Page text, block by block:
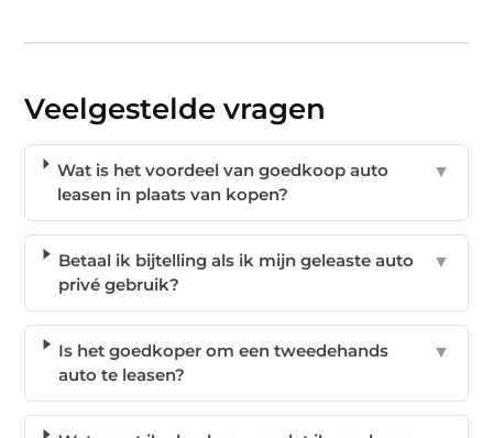
Veelgestelde vragen
Wat is het voordeel van goedkoop auto
leasen in plaats van kopen?
▼
Betaal ik bijtelling als ik mijn geleaste auto
privé gebruik?
▼
Is het goedkoper om een tweedehands
auto te leasen?
▼